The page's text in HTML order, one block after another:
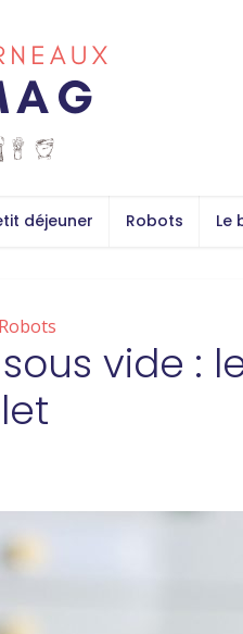
déjeuner Robots Le
Robots
vide :